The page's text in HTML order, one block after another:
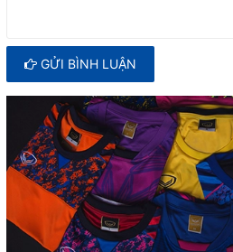
GỬI BÌNH LUẬN